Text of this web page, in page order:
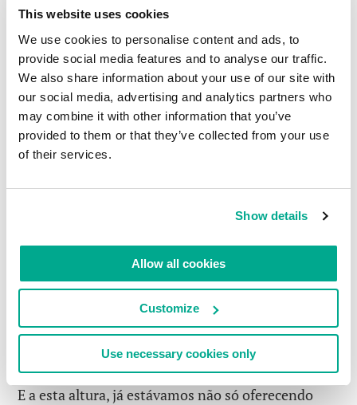
This website uses cookies
We use cookies to personalise content and ads, to
provide social media features and to analyse our traffic.
We also share information about your use of our site with
our social media, advertising and analytics partners who
may combine it with other information that you’ve
provided to them or that they’ve collected from your use
of their services.
Show details
Allow all cookies
Customize
Use necessary cookies only
alegando que era um nome já bastante conhecido
e deveríamos tirar partido disso. Começar do zero
não fazia sentido, além de ser caro. E, já que
falamos em dinheiro, as nossas finanças não
andavam lá muito bem quando fundamos a
empresa. Tendo em conta que tínhamos 15 ou 20
colaboradores, as coisas não estavam fáceis. Os
tínhamos que renunciar aos nossos salários.
Felizmente, estes anos difíceis rapidamente se
transformaram em tempos incrivelmente
produtivos: em 1998 lançamos nove produtos e
reformulamos o antivírus. Assinamos vários
contratos corporativos, começamos a contratar
muito mais colaboradores e aumentamos a nossa
cota de mercado. Gradualmente, a nossa fatia no
mercado de antivírus russo passou de 5 para 50%!
E a esta altura, já estávamos não só oferecendo